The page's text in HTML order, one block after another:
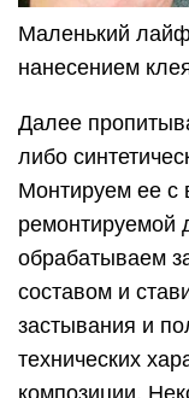
Маленький
нанесением
Далее
либо
Монтируем ее с
ремонтируемой
обрабатываем
составом и
застывания и
технических
композиции.